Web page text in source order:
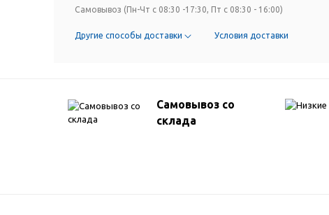
Самовывоз (Пн-Чт с 08:30 -17:30, Пт с 08:30 - 16:00)
Другие способы доставки Условия доставки
Самовывоз со
склада